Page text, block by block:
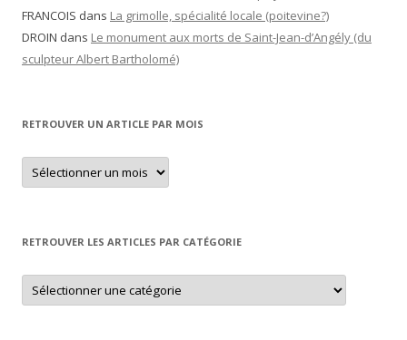
FRANCOIS dans La grimolle, spécialité locale (poitevine?)
DROIN dans Le monument aux morts de Saint-Jean-d’Angély (du
sculpteur Albert Bartholomé)
RETROUVER UN ARTICLE PAR MOIS
Retrouver
un
article
RETROUVER LES ARTICLES PAR CATÉGORIE
Retrouver
les
articles